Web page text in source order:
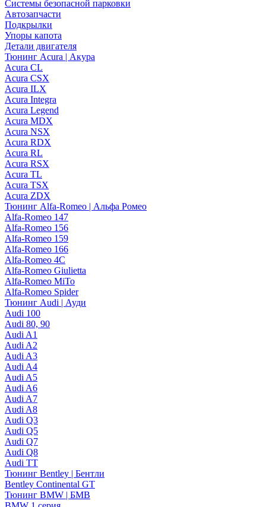
Системы безопасной парковки
Автозапчасти
Подкрылки
Упоры капота
Детали двигателя
Тюнинг Acura | Акура
Acura CL
Acura CSX
Acura ILX
Acura Integra
Acura Legend
Acura MDX
Acura NSX
Acura RDX
Acura RL
Acura RSX
Acura TL
Acura TSX
Acura ZDX
Тюнинг Alfa-Romeo | Альфа Ромео
Alfa-Romeo 147
Alfa-Romeo 156
Alfa-Romeo 159
Alfa-Romeo 166
Alfa-Romeo 4C
Alfa-Romeo Giulietta
Alfa-Romeo MiTo
Alfa-Romeo Spider
Тюнинг Audi | Ауди
Audi 100
Audi 80, 90
Audi A1
Audi A2
Audi A3
Audi A4
Audi A5
Audi A6
Audi A7
Audi A8
Audi Q3
Audi Q5
Audi Q7
Audi Q8
Audi TT
Тюнинг Bentley | Бентли
Bentley Continental GT
Тюнинг BMW | БМВ